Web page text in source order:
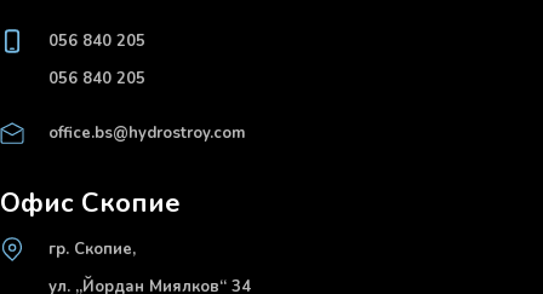
056 840 205
056 840 205
office.bs@hydrostroy.com
Офис Скопие
гр. Скопие,
ул. „Йордан Миялков“ 34